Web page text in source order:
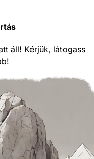
áll! Kérjük, látogass